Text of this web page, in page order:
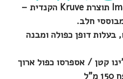
זוג כוסות מסדרת Imagine תוצרת Kruve הקנדית –
חלב.
דופן כפולה ומבנה
קטן / אספרסו כפול ארוך
מ"ל